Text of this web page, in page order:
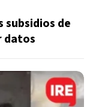
subsidios de
datos